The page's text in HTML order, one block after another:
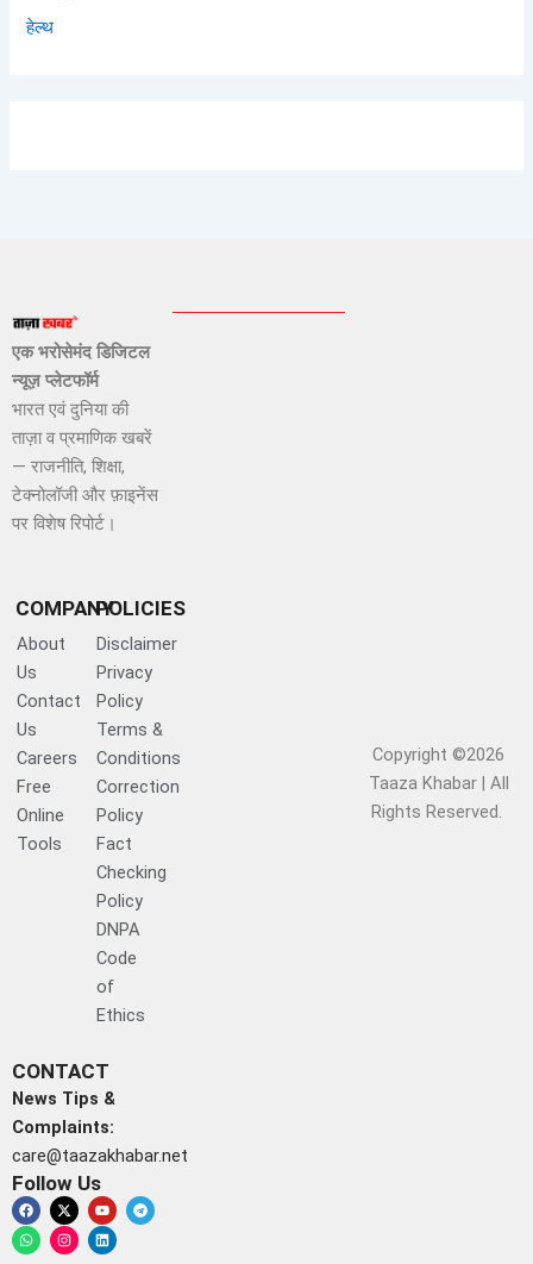
हेल्थ
एक भरोसेमंद डिजिटल
न्यूज़ प्लेटफॉर्म
भारत एवं दुनिया की
ताज़ा व प्रमाणिक खबरें
— राजनीति, शिक्षा,
टेक्नोलॉजी और फ़ाइनेंस
पर विशेष रिपोर्ट।
COMPANY
About
Us
Contact
Us
Careers
Free
Online
Tools
POLICIES
Disclaimer
Privacy
Policy
Terms &
Conditions
Correction
Policy
Fact
Checking
Policy
DNPA
Code
of
Ethics
CONTACT
News Tips &
Complaints:
care@taazakhabar.net
Follow Us
F
a
c
e
b
X
-
t
w
i
Y
o
u
t
u
T
e
l
W
h
a
t
s
I
n
s
t
a
L
i
n
k
e
Copyright ©2026
Taaza Khabar | All
Rights Reserved.​